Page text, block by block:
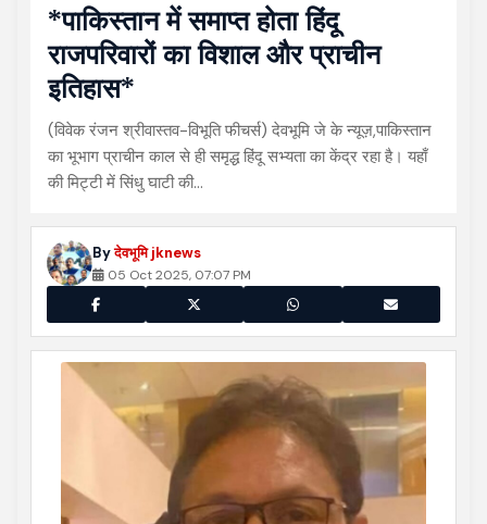
*पाकिस्तान में समाप्त होता हिंदू
राजपरिवारों का विशाल और प्राचीन
इतिहास*
(विवेक रंजन श्रीवास्तव-विभूति फीचर्स) देवभूमि जे के न्यूज़,पाकिस्तान
का भूभाग प्राचीन काल से ही समृद्ध हिंदू सभ्यता का केंद्र रहा है। यहाँ
की मिट्टी में सिंधु घाटी की…
Byदेवभूमि jknews
05 Oct 2025, 07:07 PM